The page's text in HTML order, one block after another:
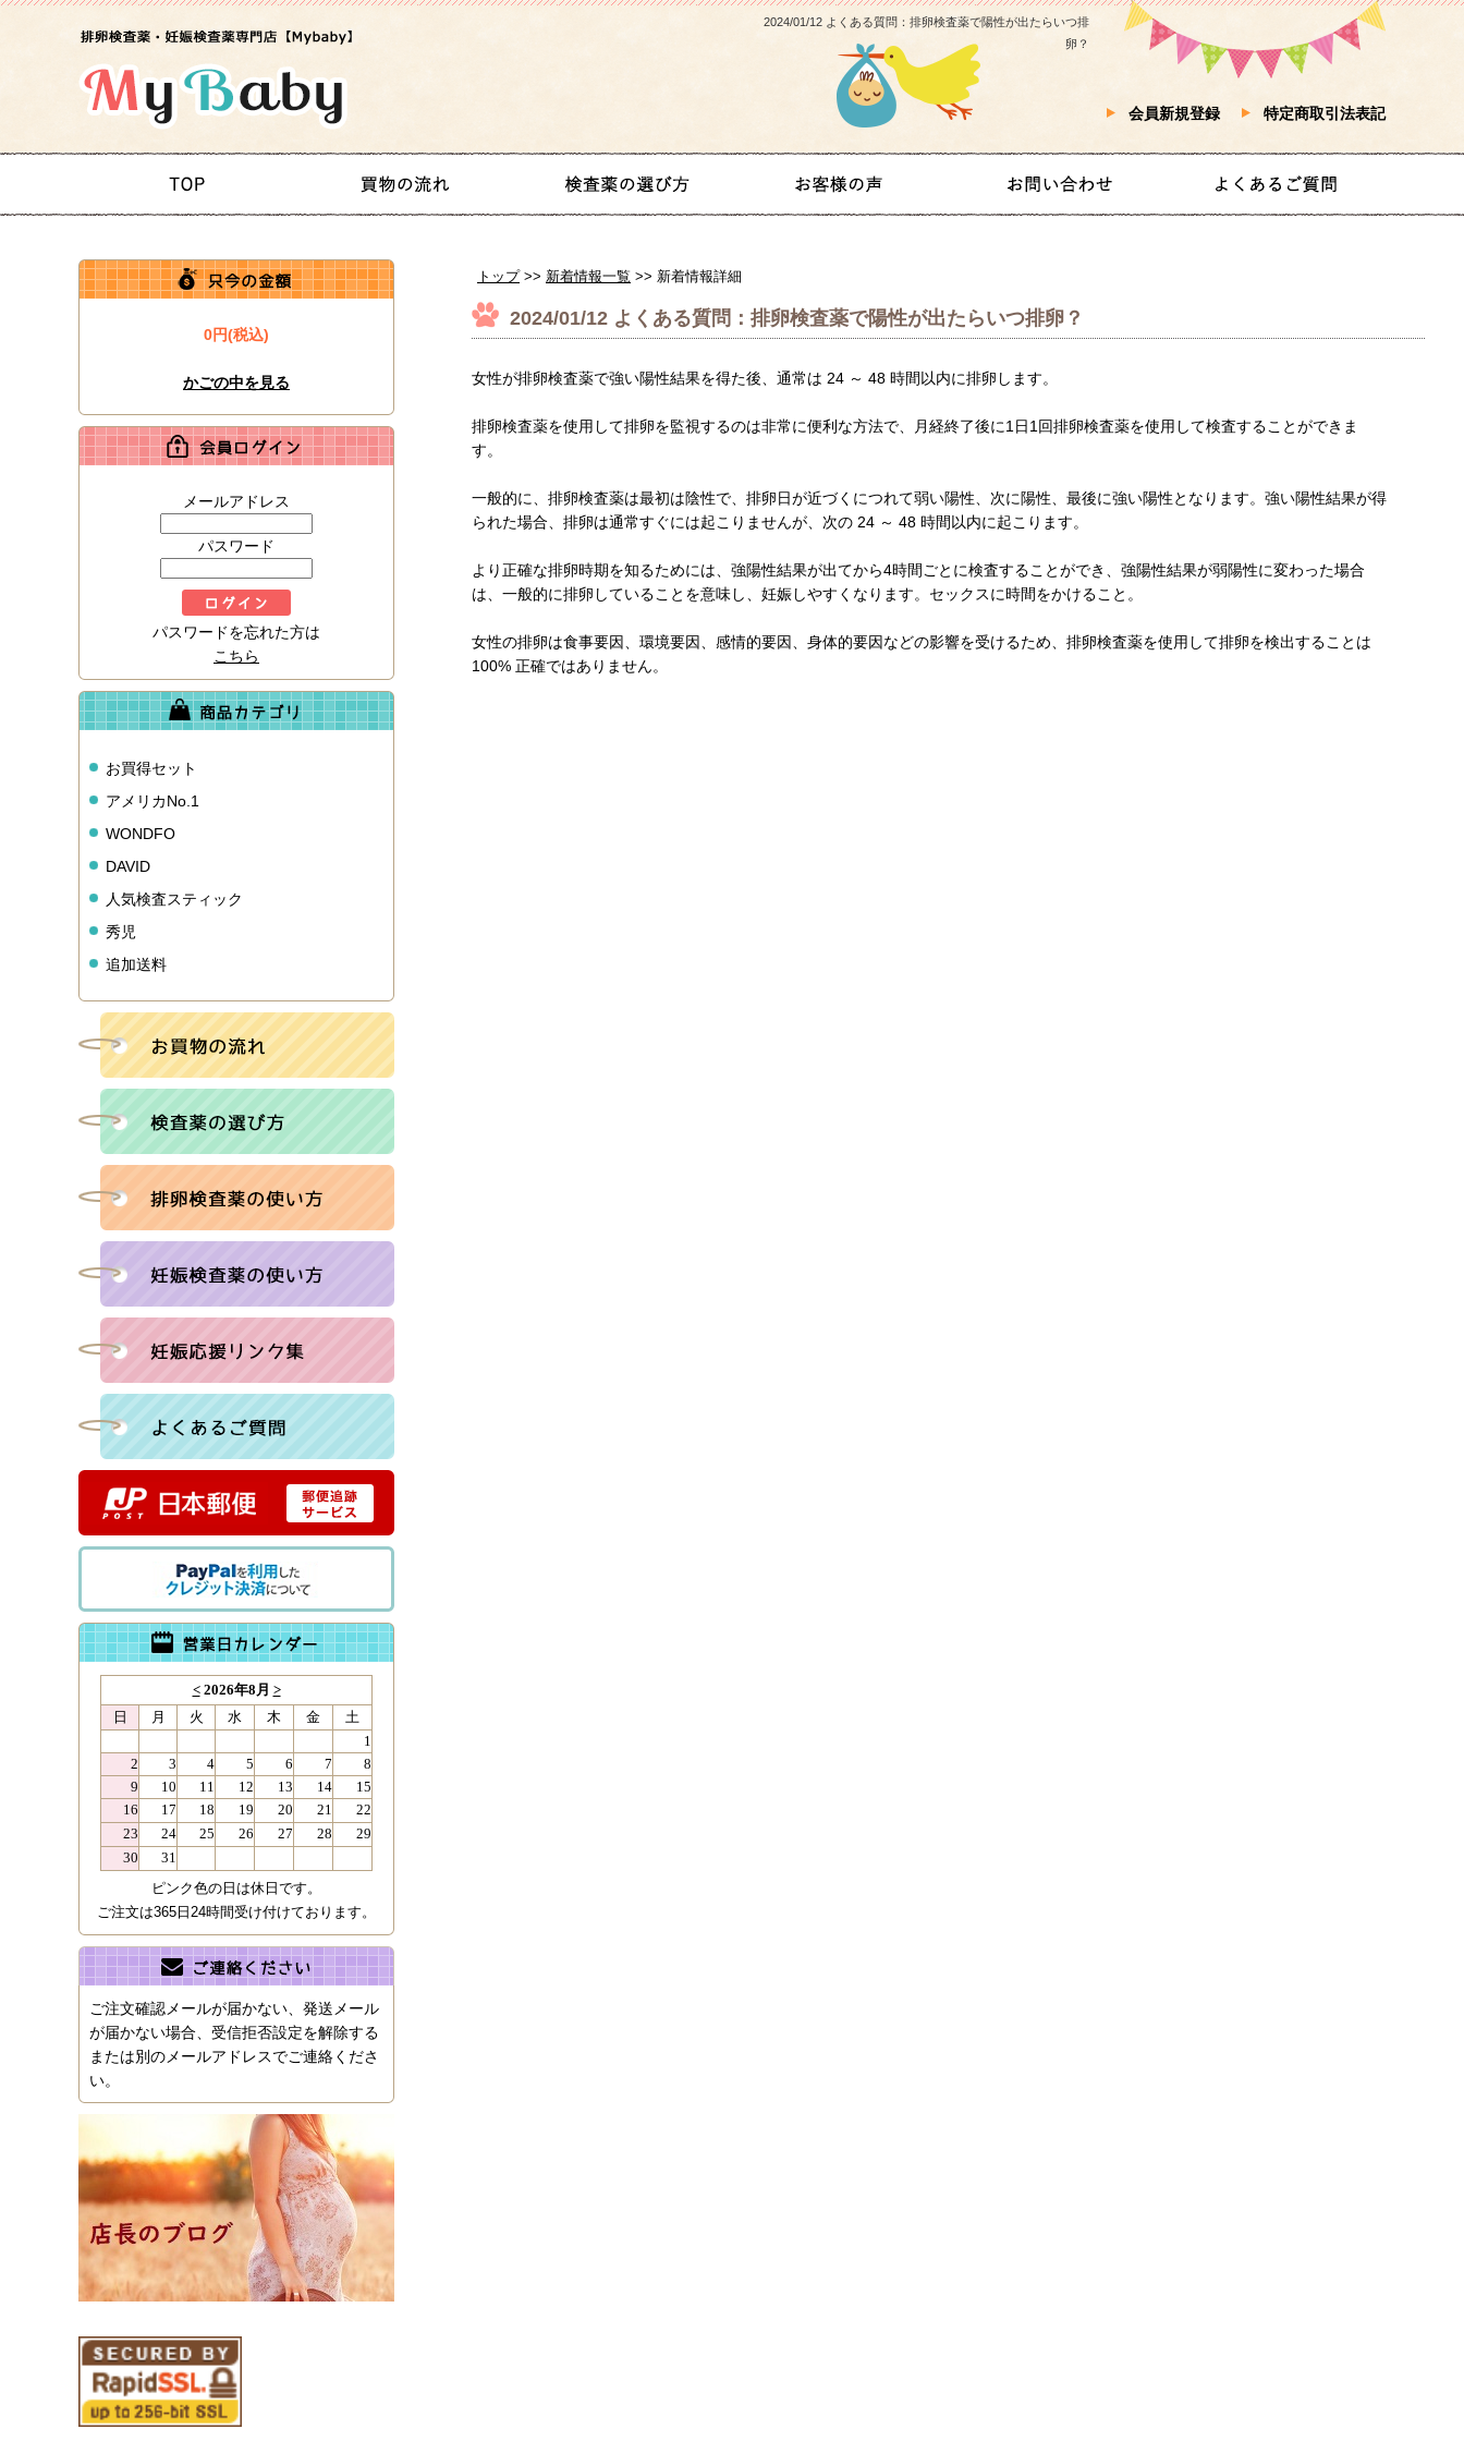
2024/01/12 よくある質問：排卵検査薬で陽性が出たらいつ排
卵？
会員新規登録 特定商取引法表記
0円(税込)
かごの中を見る
メールアドレス
パスワード
パスワードを忘れた方は
こちら
お買得セット
アメリカNo.1
WONDFO
DAVID
人気検査スティック
秀児
追加送料
ピンク色の日は休日です。
ご注文は365日24時間受け付けております。
ご注文確認メールが届かない、発送メール
が届かない場合、受信拒否設定を解除する
または別のメールアドレスでご連絡くださ
い。
トップ >> 新着情報一覧 >> 新着情報詳細
2024/01/12 よくある質問：排卵検査薬で陽性が出たらいつ排卵？
女性が排卵検査薬で強い陽性結果を得た後、通常は 24 ～ 48 時間以内に排卵します。
排卵検査薬を使用して排卵を監視するのは非常に便利な方法で、月経終了後に1日1回排卵検査薬を使用して検査することができま
す。
一般的に、排卵検査薬は最初は陰性で、排卵日が近づくにつれて弱い陽性、次に陽性、最後に強い陽性となります。強い陽性結果が得
られた場合、排卵は通常すぐには起こりませんが、次の 24 ～ 48 時間以内に起こります。
より正確な排卵時期を知るためには、強陽性結果が出てから4時間ごとに検査することができ、強陽性結果が弱陽性に変わった場合
は、一般的に排卵していることを意味し、妊娠しやすくなります。セックスに時間をかけること。
女性の排卵は食事要因、環境要因、感情的要因、身体的要因などの影響を受けるため、排卵検査薬を使用して排卵を検出することは
100% 正確ではありません。